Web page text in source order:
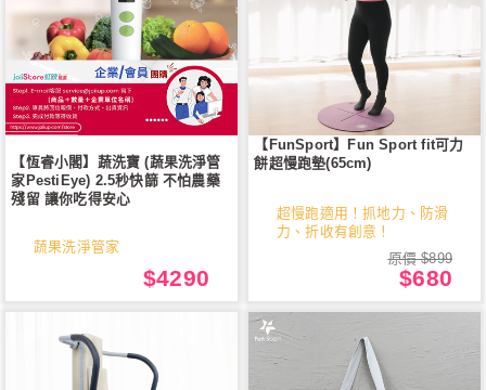
【恆睿小閣】蔬洗寶 (蔬果洗淨管
家PestiEye) 2.5秒快篩 不怕農藥
殘留 讓你吃得安心
蔬果洗淨管家
$4290
【FunSport】Fun Sport fit可力
餅超慢跑墊(65cm)
超慢跑適用！抓地力、防滑
力、折收有創意！
原價 $899
$680